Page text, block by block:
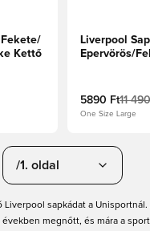
Fekete/
Kettő
Liverpool
Epervörös/
5890 Ft11
One Size Large
/1. oldal
Liverpool sapkádat a Unisportnál.
megnőtt, és mára a